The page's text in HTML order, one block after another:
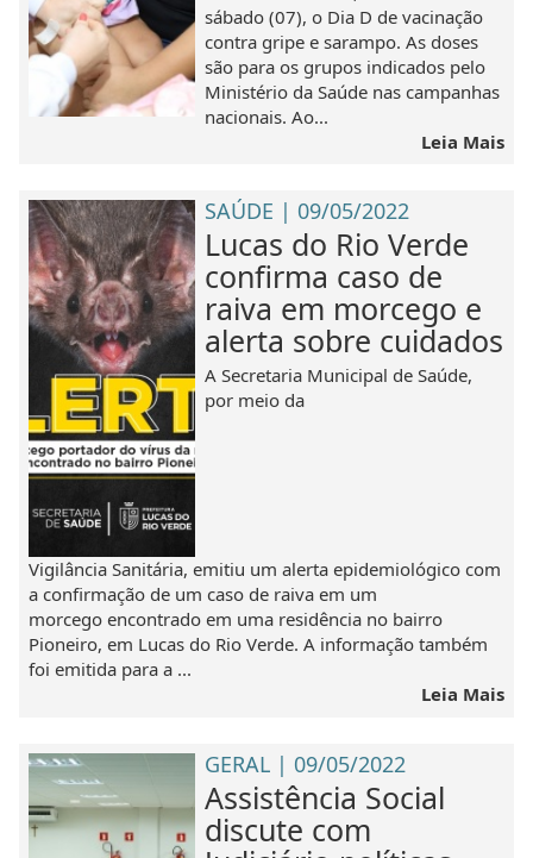
sábado (07), o Dia D de vacinação
contra gripe e sarampo. As doses
são para os grupos indicados pelo
Ministério da Saúde nas campanhas
nacionais. Ao...
Leia Mais
SAÚDE | 09/05/2022
Lucas do Rio Verde
confirma caso de
raiva em morcego e
alerta sobre cuidados
A Secretaria Municipal de Saúde,
por meio da
Vigilância Sanitária, emitiu um alerta epidemiológico com
a confirmação de um caso de raiva em um
morcego encontrado em uma residência no bairro
Pioneiro, em Lucas do Rio Verde. A informação também
foi emitida para a ...
Leia Mais
GERAL | 09/05/2022
Assistência Social
discute com